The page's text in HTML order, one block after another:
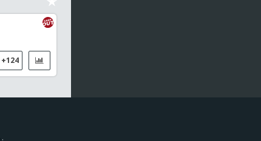
+124